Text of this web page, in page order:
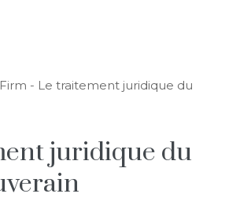
juridique du